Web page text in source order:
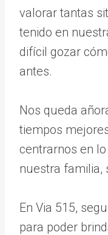
valorar tantas
tenido en
difícil gozar
antes.
Nos queda
tiempos
centrarnos en
nuestra familia,
En Via 515,
para poder